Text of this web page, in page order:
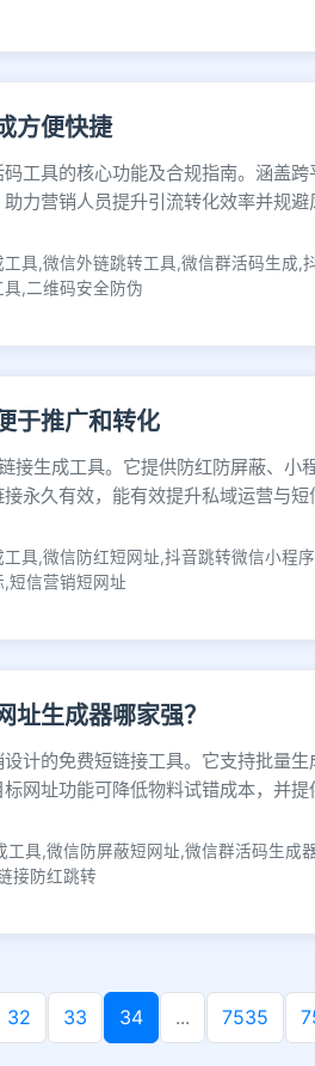
方便快捷
工具的核心功能及合规指南。涵盖
力营销人员提升引流转化效率并规避
具,微信外链跳转工具,微信群活码生成,
,二维码安全防伪
于推广和转化
接生成工具。它提供防红防屏蔽、小
永久有效，能有效提升私域运营与短
具,微信防红短网址,抖音跳转微信小程
短信营销短网址
址生成器哪家强？
计的免费短链接工具。它支持批量
网址功能可降低物料试错成本，并提
工具,微信防屏蔽短网址,微信群活码生成
接防红跳转
32 33 34 ... 7535